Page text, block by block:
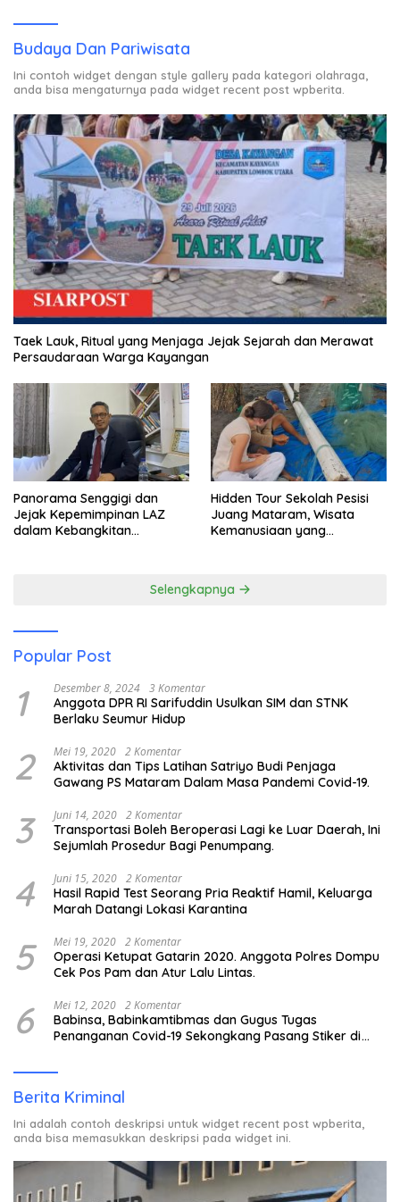
Budaya Dan Pariwisata
Ini contoh widget dengan style gallery pada kategori olahraga,
anda bisa mengaturnya pada widget recent post wpberita.
Taek Lauk, Ritual yang Menjaga Jejak Sejarah dan Merawat
Persaudaraan Warga Kayangan
Panorama Senggigi dan
Jejak Kepemimpinan LAZ
dalam Kebangkitan
Hidden Tour Sekolah Pesisi
Juang Mataram, Wisata
Kemanusiaan yang
Selengkapnya
Popular Post
1 Desember 8, 2024 3 Komentar
Anggota DPR RI Sarifuddin Usulkan SIM dan STNK
Berlaku Seumur Hidup
2 Mei 19, 2020 2 Komentar
Aktivitas dan Tips Latihan Satriyo Budi Penjaga
Gawang PS Mataram Dalam Masa Pandemi Covid-19.
3 Juni 14, 2020 2 Komentar
Transportasi Boleh Beroperasi Lagi ke Luar Daerah, Ini
Sejumlah Prosedur Bagi Penumpang.
4 Juni 15, 2020 2 Komentar
Hasil Rapid Test Seorang Pria Reaktif Hamil, Keluarga
Marah Datangi Lokasi Karantina
5 Mei 19, 2020 2 Komentar
Operasi Ketupat Gatarin 2020. Anggota Polres Dompu
Cek Pos Pam dan Atur Lalu Lintas.
6 Mei 12, 2020 2 Komentar
Babinsa, Babinkamtibmas dan Gugus Tugas
Penanganan Covid-19 Sekongkang Pasang Stiker di
Berita Kriminal
Ini adalah contoh deskripsi untuk widget recent post wpberita,
anda bisa memasukkan deskripsi pada widget ini.